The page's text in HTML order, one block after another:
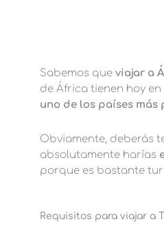
Sabemos que viajar a
de África tienen hoy
uno de los países
Obviamente, deberás
absolutamente harías
porque es bastante
Requisitos para viajar a